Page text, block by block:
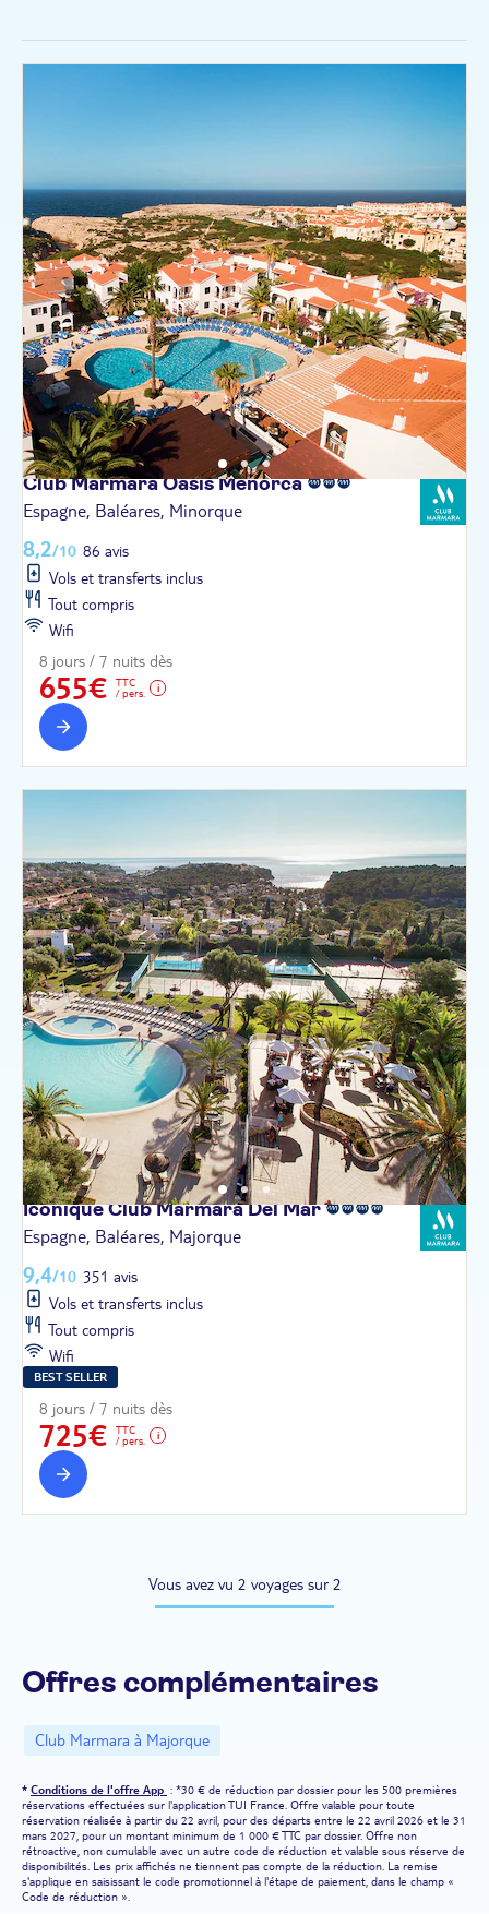
Club Marmara OasisMenorca
Espagne, Baléares, Minorque
8,2/10 86 avis
Vols et transferts inclus
Tout compris
Wifi
8 jours / 7 nuits dès
655€
TTC
/ pers.
Iconique Club Marmara DelMar
Espagne, Baléares, Majorque
9,4/10 351 avis
Vols et transferts inclus
Tout compris
Wifi
BEST SELLER
8 jours / 7 nuits dès
725€
TTC
/ pers.
Vous avez vu 2 voyages sur 2
Offres complémentaires
Club Marmara à Majorque
* Conditions de l'offre App : *30 € de réduction par dossier pour les 500 premières
réservations effectuées sur l'application TUI France. Offre valable pour toute
réservation réalisée à partir du 22 avril, pour des départs entre le 22 avril 2026 et le 31
mars 2027, pour un montant minimum de 1 000 € TTC par dossier. Offre non
rétroactive, non cumulable avec un autre code de réduction et valable sous réserve de
disponibilités. Les prix affichés ne tiennent pas compte de la réduction. La remise
s'applique en saisissant le code promotionnel à l'étape de paiement, dans le champ «
Code de réduction ».